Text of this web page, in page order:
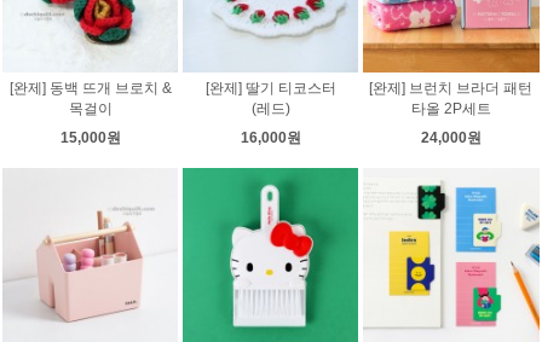
[완제] 동백 뜨개 브로치 &
목걸이
15,000원
[완제] 딸기 티코스터
(레드)
16,000원
[완제] 브런치 브라더 패턴
타올 2P세트
24,000원